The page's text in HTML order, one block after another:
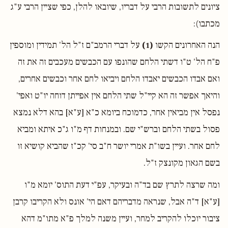
ציונים לתשובות הרבי על דבריו, שיובאו להלן, כפי שציין הרבי ע"ג
מכתבו):
הנה האחרונים הקשו (1)
על דברי הרמב"ם ז"ל הל' תמידין ומוספין
פ"ח הל' ט"ו דשתי הלחם שהונפו עם הכבשים מעכבים זה את זה
ואם אבדו הכבשים יאבדו הלחם ויביאו לחם אחר וכבשים אחרים,
והיאך אפשר זה הא קיי"ל שתי הלחם אין אפייתן דוחה יו"ט ואפי'
נפסל אין מביאין אחר, כדמוכח ביומא כ"א [ע"א] בהא דלא נמצא
פסול בשתי הלחם וברש"י שם. ובמנחות דף מ"ו ג"כ איתא ומביא
לחם אחר. ועיין בשו"ת אמרי יושר ח"ב סי' קכ"ז שהביא קושיא זו
בשם הגאון מקונצק ז"ל.
ומה שרצה לתרץ שם בד"ה ובעיקר, עפ"י דעת התוס' יומא מ"ו
[ע"א] ד"ה אבל, שנראה מדבריהם דאם הי' אונס ולא הקריבו קרבן
ציבור יוכלו להקריב למחר, ועיין משנה למלך פ"א מתו"מ דהא